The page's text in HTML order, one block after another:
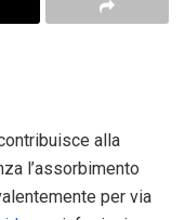
alla
l’assorbimento
per via